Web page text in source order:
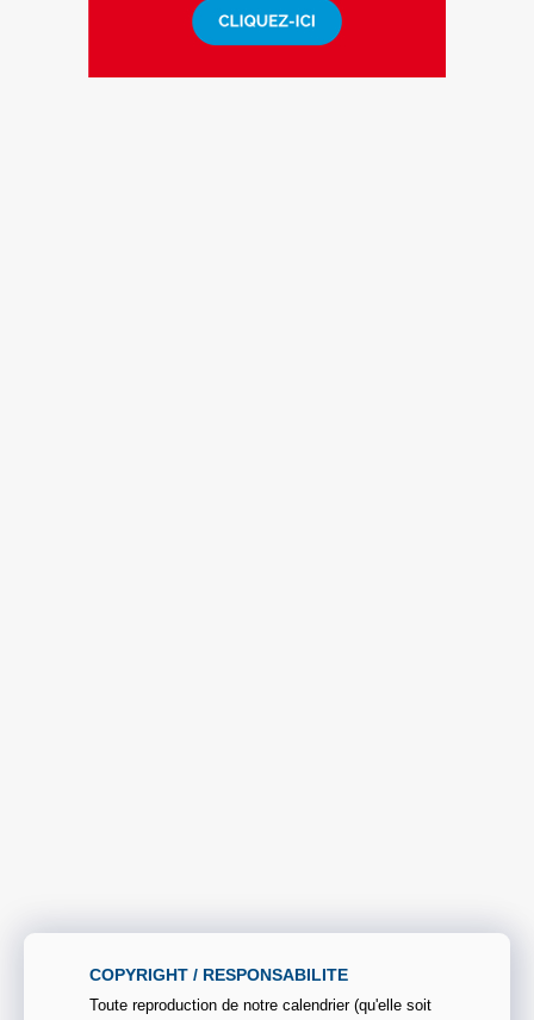
COPYRIGHT / RESPONSABILITE
Toute reproduction de notre calendrier (qu'elle soit